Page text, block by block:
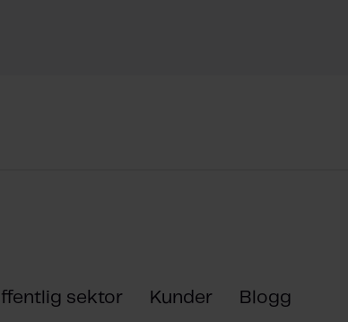
sektor Kunder Blogg